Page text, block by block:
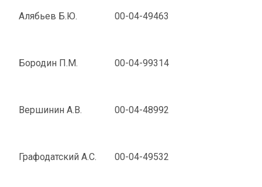
Алябьев Б.Ю. 00-04-49463
Бородин П.М. 00-04-99314
Вершинин А.В. 00-04-48992
Графодатский А.С. 00-04-49532